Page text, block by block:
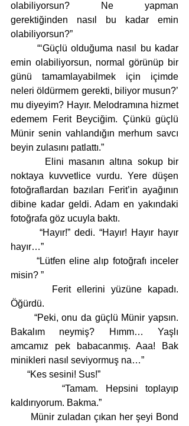
olabiliyorsun? Ne yapman
gerektiğinden nasıl bu kadar emin
olabiliyorsun?”
emin olabiliyorsun, normal görünüp bir
günü tamamlayabilmek için içimde
neleri öldürmem gerekti, biliyor musun?’
mu diyeyim? Hayır. Melodramına hizmet
edemem Ferit Beyciğim. Çünkü güçlü
Münir senin vahlandığın merhum savcı
beyin zulasını patlattı.”
noktaya kuvvetlice vurdu. Yere düşen
fotoğraflardan bazıları Ferit’in ayağının
dibine kadar geldi. Adam en yakındaki
fotoğrafa göz ucuyla baktı.
hayır…”
misin? ”
Öğürdü.
Bakalım neymiş? Hımm… Yaşlı
amcamız pek babacanmış. Aaa! Bak
minikleri nasıl seviyormuş na…”
       “Kes sesini! Sus!”
       “Tamam. Hepsini toplayıp
kaldırıyorum. Bakma.”